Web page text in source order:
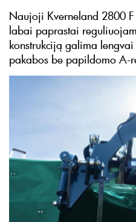
Naujoji Kverneland 2800
labai paprastai
konstrukciją galima
pakabos be papildomo A-